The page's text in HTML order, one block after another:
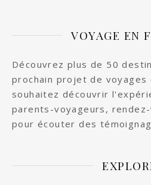
VOYAGE EN
Découvrez plus de 50
prochain projet de voyages
souhaitez découvrir
parents-voyageurs,
pour écouter des